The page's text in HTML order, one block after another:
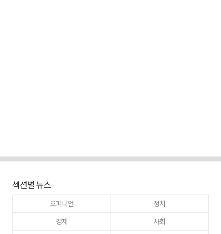
섹션별 뉴스
오피니언
정치
경제
사회